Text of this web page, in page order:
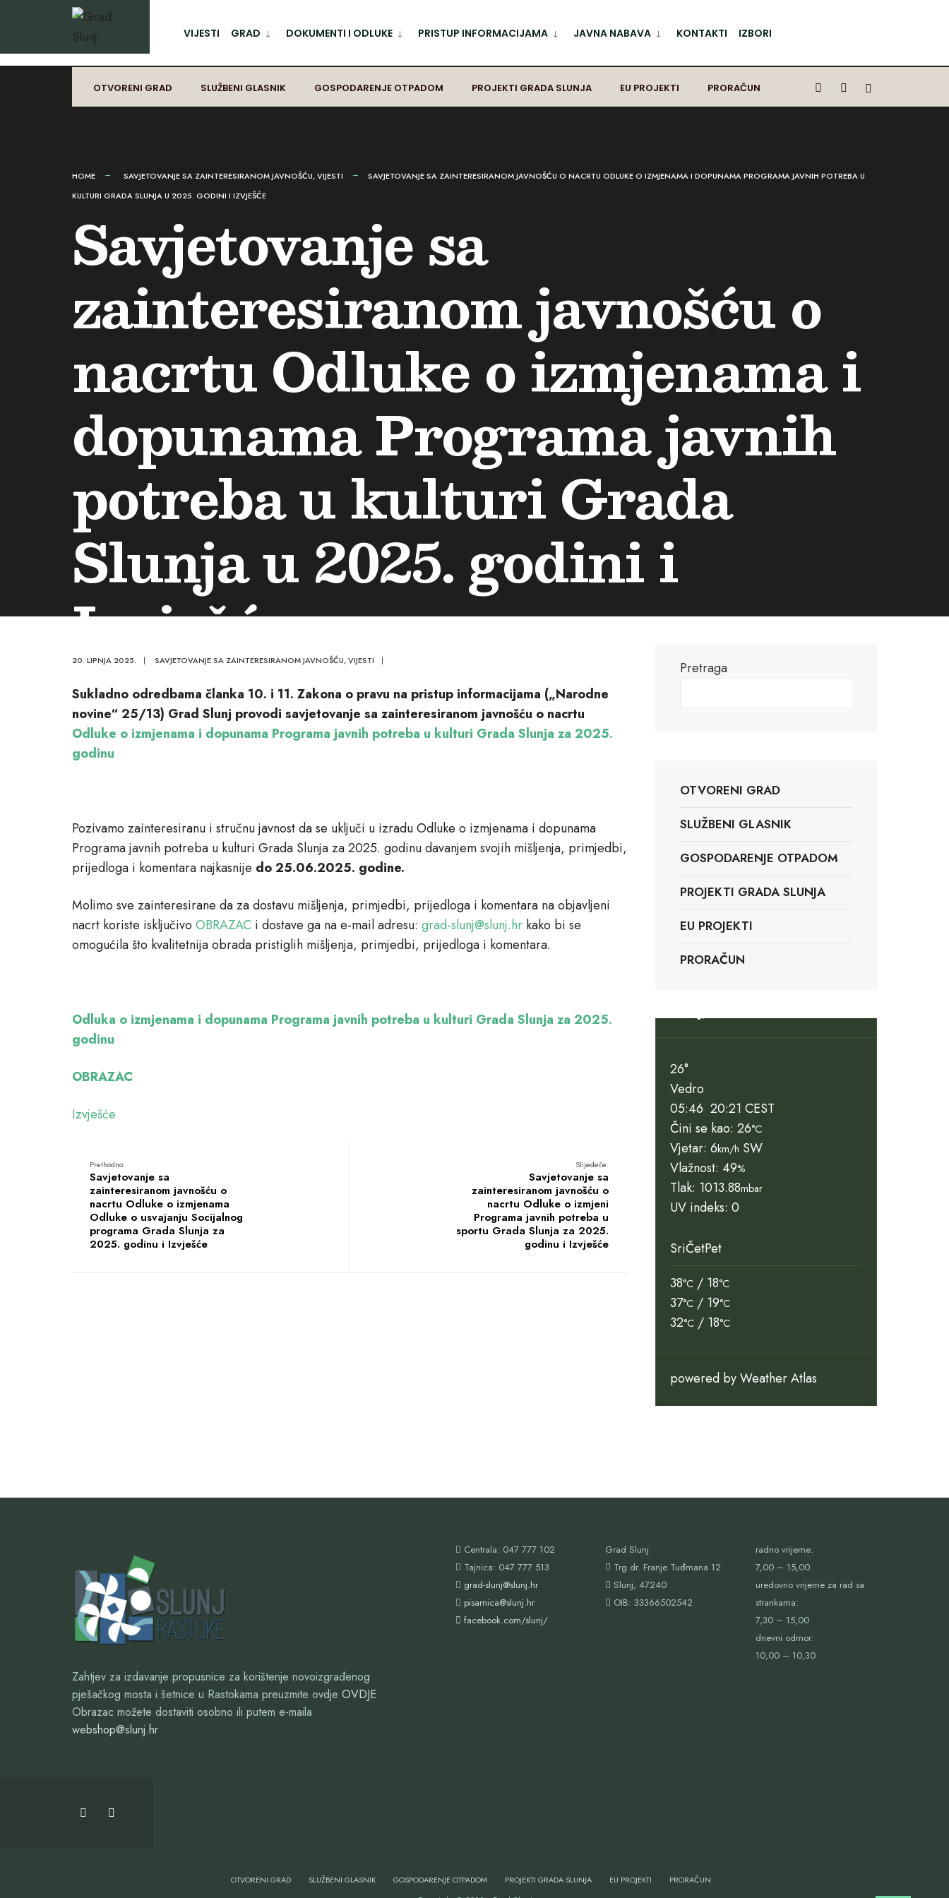
Preskoči
na
sadržaj
VIJESTI GRAD DOKUMENTI I ODLUKE PRISTUP INFORMACIJAMA JAVNA NABAVA KONTAKTI IZBORI
OTVORENI GRAD SLUŽBENI GLASNIK GOSPODARENJE OTPADOM PROJEKTI GRADA SLUNJA EU PROJEKTI PRORAČUN
HOME SAVJETOVANJE SA ZAINTERESIRANOM JAVNOŠĆU,VIJESTI
SAVJETOVANJE SA ZAINTERESIRANOM JAVNOŠĆU O NACRTU ODLUKE O IZMJENAMA I DOPUNAMA PROGRAMA JAVNIH POTREBA U
KULTURI GRADA SLUNJA U 2025. GODINI I IZVJEŠĆE
Savjetovanje sa
zainteresiranom javnošću o
nacrtu Odluke o izmjenama i
dopunama Programa javnih
potreba u kulturi Grada
Slunja u 2025. godini i
Izvješće
20. LIPNJA 2025. | SAVJETOVANJE SA ZAINTERESIRANOM JAVNOŠĆU,VIJESTI |
Sukladno odredbama članka 10. i 11. Zakona o pravu na pristup informacijama („Narodne
novine“ 25/13) Grad Slunj provodi savjetovanje sa zainteresiranom javnošću o nacrtu
Odluke o izmjenama i dopunama Programa javnih potreba u kulturi Grada Slunja za 2025.
godinu
Pozivamo zainteresiranu i stručnu javnost da se uključi u izradu Odluke o izmjenama i dopunama
Programa javnih potreba u kulturi Grada Slunja za 2025. godinu davanjem svojih mišljenja, primjedbi,
prijedloga i komentara najkasnije do 25.06.2025. godine.
Molimo sve zainteresirane da za dostavu mišljenja, primjedbi, prijedloga i komentara na objavljeni
nacrt koriste isključivo OBRAZAC i dostave ga na e-mail adresu: grad-slunj@slunj.hr kako bi se
omogućila što kvalitetnija obrada pristiglih mišljenja, primjedbi, prijedloga i komentara.
Odluka o izmjenama i dopunama Programa javnih potreba u kulturi Grada Slunja za 2025.
godinu
OBRAZAC
Izvješće
Prethodno:
Savjetovanje sa
zainteresiranom javnošću o
nacrtu Odluke o izmjenama
Odluke o usvajanju Socijalnog
programa Grada Slunja za
2025. godinu i Izvješće
Slijedeće:
Savjetovanje sa
zainteresiranom javnošću o
nacrtu Odluke o izmjeni
Programa javnih potreba u
sportu Grada Slunja za 2025.
godinu i Izvješće
Pretraga
OTVORENI GRAD
SLUŽBENI GLASNIK
GOSPODARENJE OTPADOM
PROJEKTI GRADA SLUNJA
EU PROJEKTI
PRORAČUN
26°
Vedro
05:46 20:21 CEST
Čini se kao: 26°C
Vjetar: 6km/h SW
Vlažnost: 49%
Tlak: 1013.88mbar
UV indeks: 0
SriČetPet
38°C / 18°C
37°C / 19°C
32°C / 18°C
powered byWeather Atlas
Zahtjev za izdavanje propusnice za korištenje novoizgrađenog
pješačkog mosta i šetnice u Rastokama preuzmite ovdje OVDJE
Obrazac možete dostaviti osobno ili putem e-maila
webshop@slunj.hr
Centrala: 047 777 102
Tajnica: 047 777 513
grad-slunj@slunj.hr
pisarnica@slunj.hr
facebook.com/slunj/
Grad Slunj
Trg dr. Franje Tuđmana 12
Slunj, 47240
OIB: 33366502542
radno vrijeme:
7,00 – 15,00
uredovno vrijeme za rad sa
strankama:
7,30 – 15,00
dnevni odmor:
10,00 – 10,30
OTVORENI GRAD SLUŽBENI GLASNIK GOSPODARENJE OTPADOM PROJEKTI GRADA SLUNJA EU PROJEKTI PRORAČUN